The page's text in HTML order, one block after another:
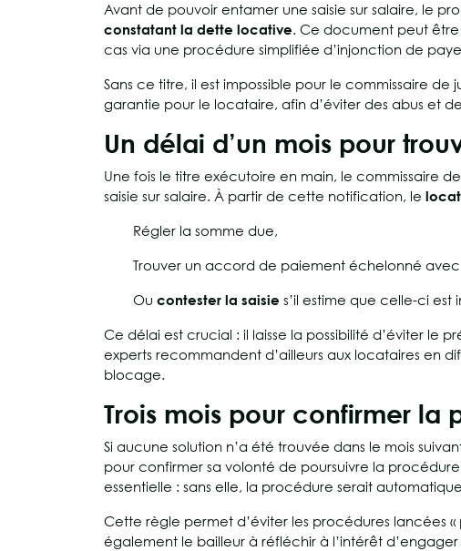
Avant de pouvoir entamer une saisie sur salaire, le
constatant la dette locative. Ce document peut être
cas via une procédure simplifiée d’injonction de
Sans ce titre, il est impossible pour le commissaire de
garantie pour le locataire, afin d’éviter des abus et
Un délai d’un mois pour
Une fois le titre exécutoire en main, le commissaire
saisie sur salaire. À partir de cette notification, le
Régler la somme due,
Trouver un accord de paiement échelonné avec
Ou contester la saisie s’il estime que celle-ci est
Ce délai est crucial : il laisse la possibilité d’éviter le
experts recommandent d’ailleurs aux locataires en
blocage.
Trois mois pour confirmer la
Si aucune solution n’a été trouvée dans le mois
pour confirmer sa volonté de poursuivre la
essentielle : sans elle, la procédure serait
Cette règle permet d’éviter les procédures lancées
également le bailleur à réfléchir à l’intérêt